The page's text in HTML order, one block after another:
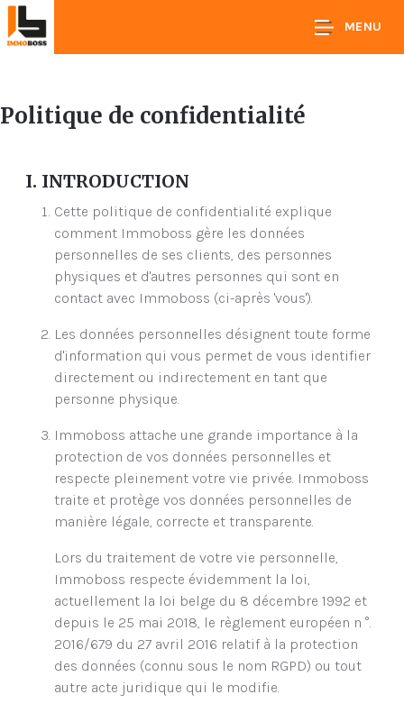
MENU
Politique de confidentialité
I. INTRODUCTION
Cette politique de confidentialité explique
comment Immoboss gère les données
personnelles de ses clients, des personnes
physiques et d'autres personnes qui sont en
contact avec Immoboss (ci-après 'vous').
Les données personnelles désignent toute forme
d'information qui vous permet de vous identifier
directement ou indirectement en tant que
personne physique.
Immoboss attache une grande importance à la
protection de vos données personnelles et
respecte pleinement votre vie privée. Immoboss
traite et protège vos données personnelles de
manière légale, correcte et transparente.
Lors du traitement de votre vie personnelle,
Immoboss respecte évidemment la loi,
actuellement la loi belge du 8 décembre 1992 et
depuis le 25 mai 2018, le règlement européen n °.
2016/679 du 27 avril 2016 relatif à la protection
des données (connu sous le nom RGPD) ou tout
autre acte juridique qui le modifie.